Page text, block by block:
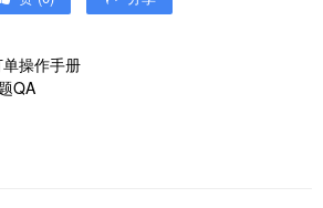
操作手册
QA